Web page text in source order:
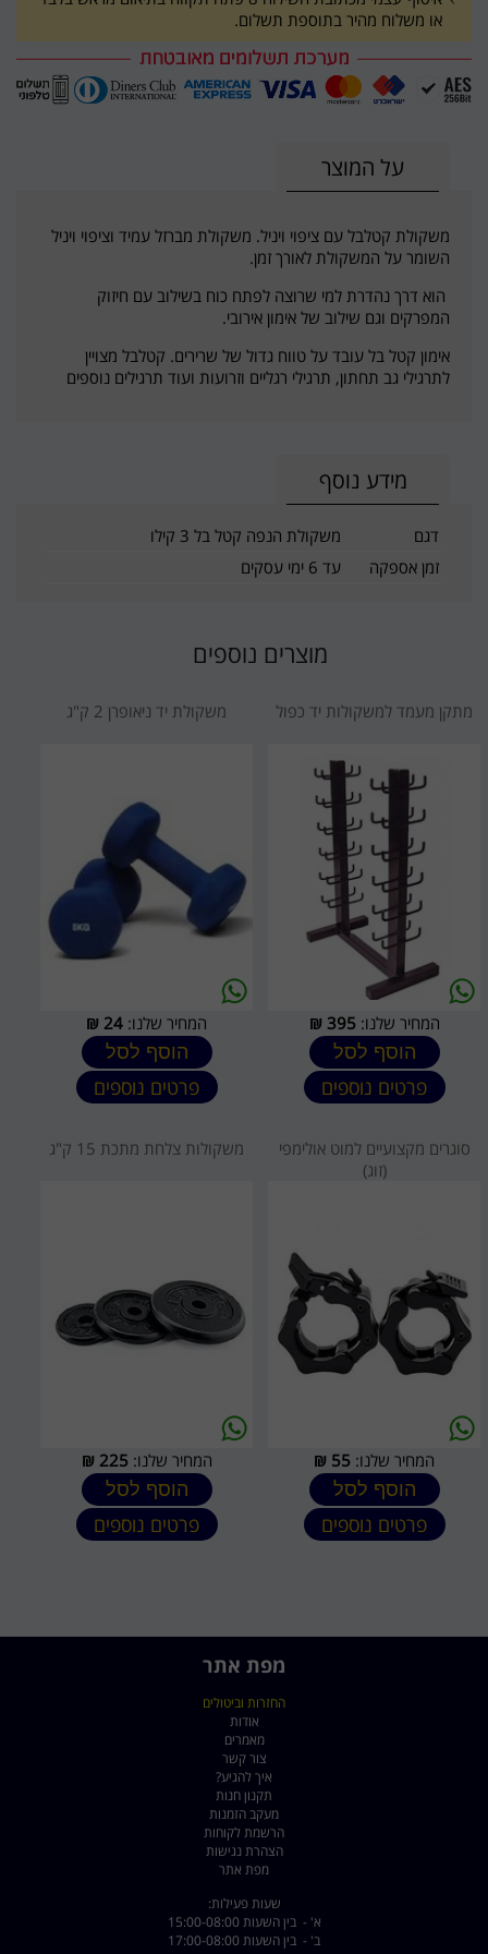
או משלוח מהיר בתוספת תשלום.
על המוצר
משקולת קטלבל עם ציפוי ויניל. משקולת מברזל עמיד וציפוי ויניל
השומר על המשקולת לאורך זמן.
הוא דרך נהדרת למי שרוצה לפתח כוח בשילוב עם חיזוק
המפרקים וגם שילוב של אימון אירובי.
אימון קטל בל עובד על טווח גדול של שרירים. קטלבל מצויין
לתרגילי גב תחתון, תרגילי רגליים וזרועות ועוד תרגילים נוספים
מידע נוסף
דגם
משקולת הנפה קטל בל 3 קילו
זמן אספקה
עד 6 ימי עסקים
מוצרים נוספים
מתקן מעמד למשקולות יד כפול
המחיר שלנו:395
₪
הוסף לסל
פרטים נוספים
משקולת יד ניאופרן 2 ק"ג
המחיר שלנו: 24
₪
הוסף לסל
פרטים נוספים
סוגרים מקצועיים למוט אולימפי
(זוג)
המחיר שלנו: 55
₪
הוסף לסל
פרטים נוספים
משקולות צלחת מתכת 15 ק"ג
המחיר שלנו:225
₪
הוסף לסל
פרטים נוספים
מפת אתר
החזרות וביטולים
אודות
מאמרים
צור קשר
איך להגיע?
תקנון חנות
מעקב הזמנות
הרשמת לקוחות
הצהרת נגישות
מפת אתר
שעות פעילות:
א' - בין השעות 15:00-08:00
ב' - בין השעות 17:00-08:00